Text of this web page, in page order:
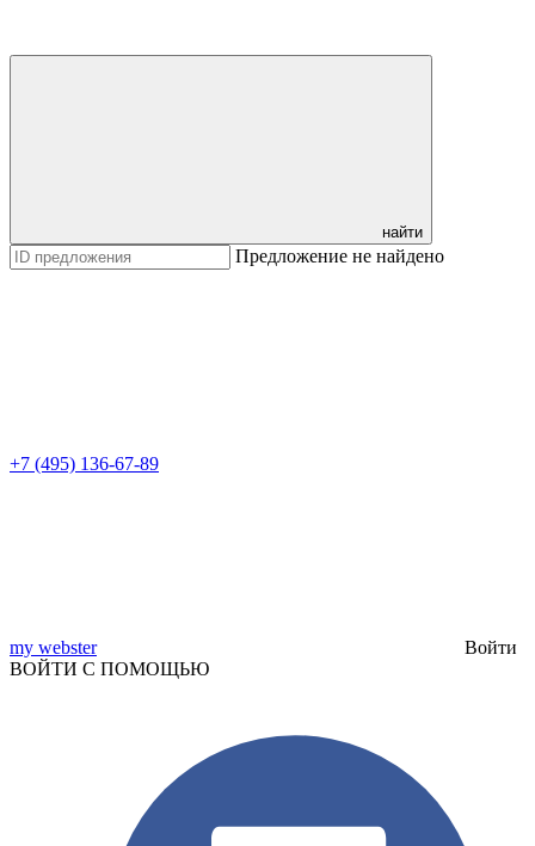
найти
Предложение не найдено
+7 (495) 136-67-89
my webster
Войти
ВОЙТИ С ПОМОЩЬЮ